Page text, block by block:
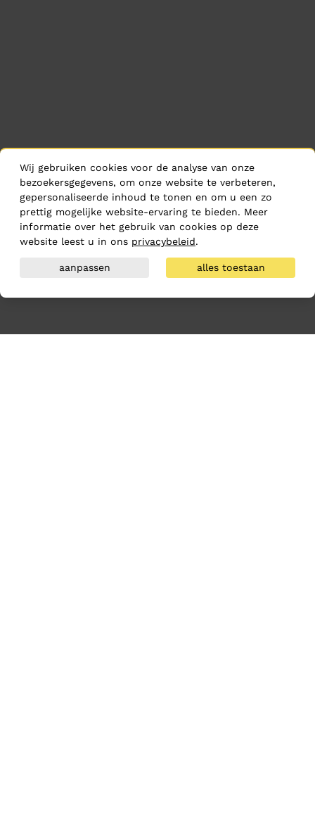
Wij gebruiken cookies voor de analyse van onze
bezoekersgegevens, om onze website te verbeteren,
gepersonaliseerde inhoud te tonen en om u een zo
prettig mogelijke website-ervaring te bieden. Meer
informatie over het gebruik van cookies op deze
website leest u in ons privacybeleid.
aanpassen alles toestaan